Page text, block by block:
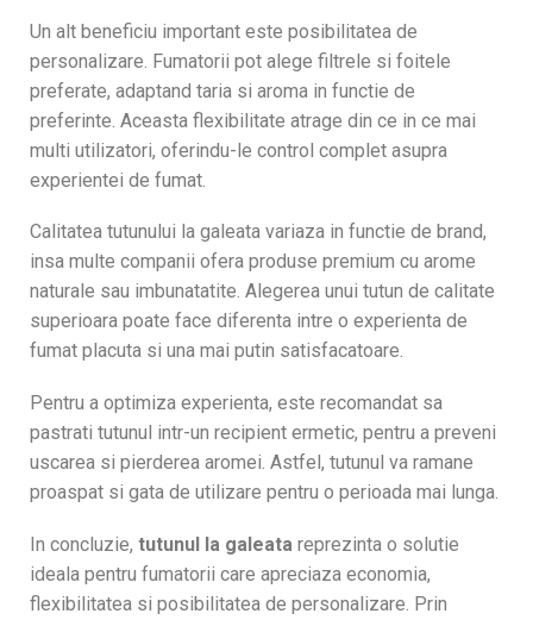
Un alt beneficiu important este posibilitatea de
personalizare. Fumatorii pot alege filtrele si foitele
preferate, adaptand taria si aroma in functie de
preferinte. Aceasta flexibilitate atrage din ce in ce mai
multi utilizatori, oferindu-le control complet asupra
experientei de fumat.
Calitatea tutunului la galeata variaza in functie de brand,
insa multe companii ofera produse premium cu arome
naturale sau imbunatatite. Alegerea unui tutun de calitate
superioara poate face diferenta intre o experienta de
fumat placuta si una mai putin satisfacatoare.
Pentru a optimiza experienta, este recomandat sa
pastrati tutunul intr-un recipient ermetic, pentru a preveni
uscarea si pierderea aromei. Astfel, tutunul va ramane
proaspat si gata de utilizare pentru o perioada mai lunga.
In concluzie, tutunul la galeata reprezinta o solutie
ideala pentru fumatorii care apreciaza economia,
flexibilitatea si posibilitatea de personalizare. Prin